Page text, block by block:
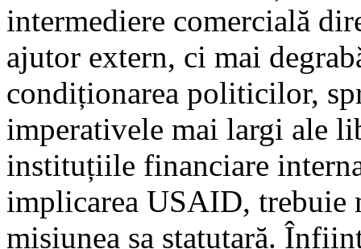
intermediere comercială
ajutor extern, ci mai
condiționarea politicilor,
imperativele mai largi ale
instituțiile financiare
implicarea USAID, trebuie
misiunea sa statutară.